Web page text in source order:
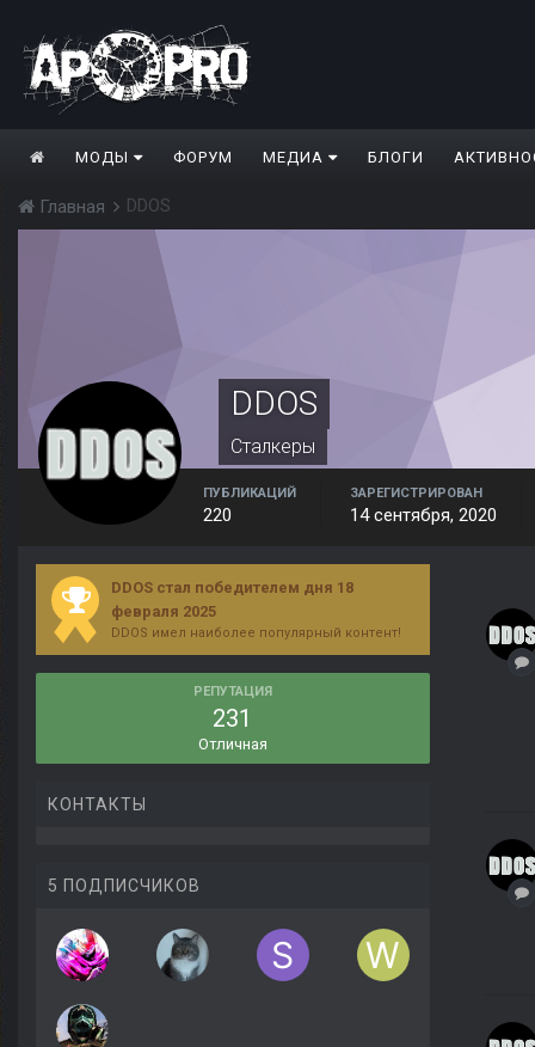
МОДЫ ФОРУМ МЕДИА БЛОГИ
Главная DDOS
DDOS
Сталкеры
ПУБЛИКАЦИЙ
220
ЗАРЕГИСТРИРОВАН
14 сентября, 2020
DDOS стал победителем дня 18
февраля 2025
DDOS имел наиболее популярный контент!
РЕПУТАЦИЯ
231
Отличная
КОНТАКТЫ
5 ПОДПИСЧИКОВ